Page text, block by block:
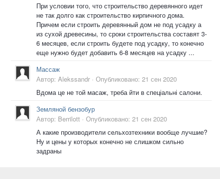
При условии того, что строительство деревянного идет
не так долго как строительство кирпичного дома.
Причем если строить деревянный дом не под усадку а
из сухой древесины, то сроки строительства составят 3-
6 месяцев, если строить будете под усадку, то конечно
еще нужно будет добавить 6-8 месяцев на усадку ...
Массаж
Автор: Alekssandr · Опубликовано: 21 сен 2020
Вдома це не той масаж, треба йти в спеціальні салони.
Земляной бензобур
Автор: Berrilott · Опубликовано: 21 сен 2020
А какие производители сельхозтехники вообще лучшие?
Ну и цены у которых конечно не слишком сильно
задраны